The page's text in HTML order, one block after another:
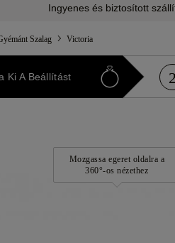
Ingyenes és biztosított
Szalag Victoria
Ki A Beállítást 2
Mozgassa egeret oldalra a
360°-os nézethez